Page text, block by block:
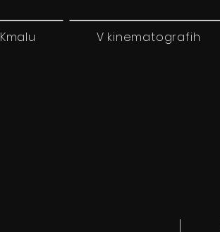
Kmalu V kinematografih